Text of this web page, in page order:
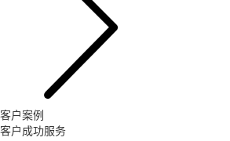
客户案例
客户成功服务